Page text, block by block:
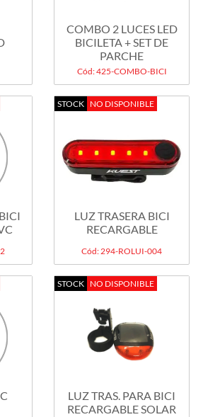
COMBO 2 LUCES LED
BICILETA + SET DE
PARCHE
Cód: 425-COMBO-BICI
STOCK NO DISPONIBLE
LUZ TRASERA BICI
RECARGABLE
Cód: 294-ROLUI-004
STOCK NO DISPONIBLE
LUZ TRAS. PARA BICI
RECARGABLE SOLAR